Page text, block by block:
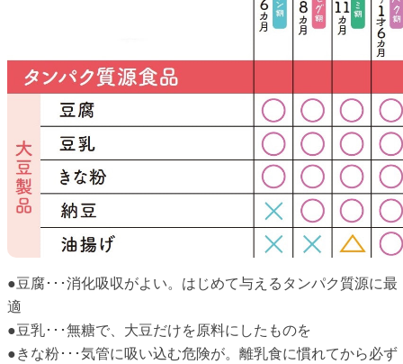
●豆腐･･･消化吸収がよい。はじめて与えるタンパク質源に最
適
●豆乳･･･無糖で、大豆だけを原料にしたものを
●きな粉･･･気管に吸い込む危険が。離乳食に慣れてから必ず